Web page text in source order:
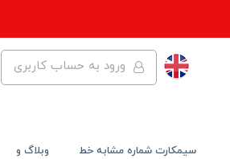
ورود به حساب کاربری
سیمکارت شماره مشابه خط
وبلاگ و